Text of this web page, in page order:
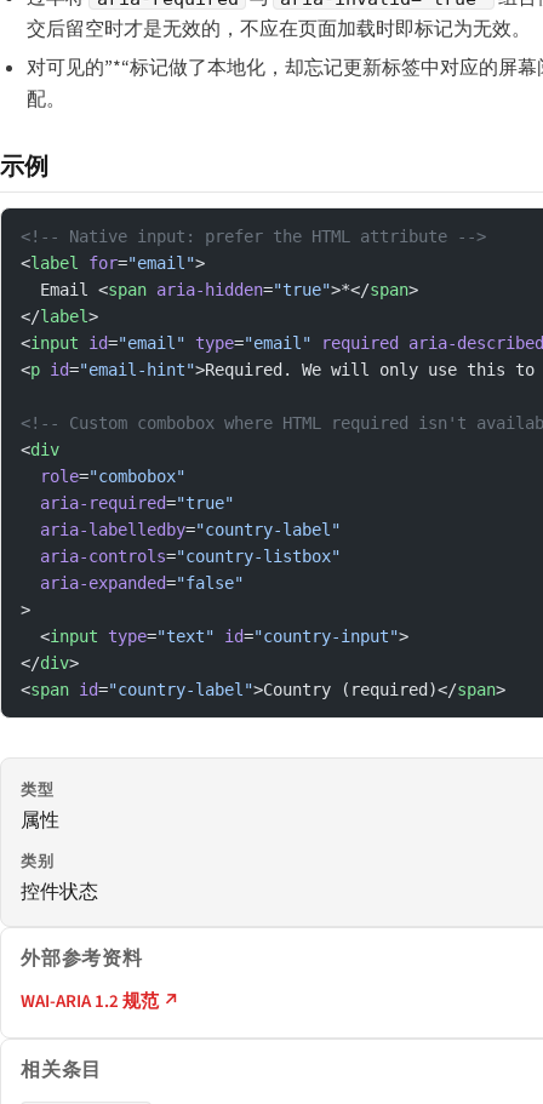
交后留空时才是无效的，不应在页面加载时即标记为无效。
对可见的”*“标记做了本地化，却忘记更新标签中对应的屏
配。
示例
<!-- Native input: prefer the HTML attribute -->
<label for="email">
  Email <
span aria-hidden="true">*</span>
</label>
<input id="email" type="email" required
aria-
<p id="email-hint">Required. We will only use this
<!-- Custom combobox where HTML required isn't
<div
  role
="combobox"
  aria-required
="true"
  aria-labelledby
="country-label"
  aria-controls
="country-listbox"
  aria-expanded
="false"
>
  <
input type="text" id="country-input">
</div>
<span id="country-label">Country (required)</span>
类型
属性
类别
控件状态
外部参考资料
WAI-ARIA 1.2 规范 ↗
相关条目